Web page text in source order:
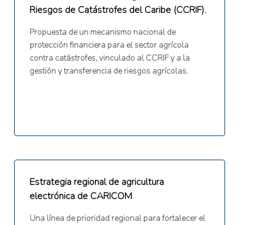
Riesgos de Catástrofes del Caribe (CCRIF).
Propuesta de un mecanismo nacional de
protección financiera para el sector agrícola
contra catástrofes, vinculado al CCRIF y a la
gestión y transferencia de riesgos agrícolas.
Estrategia regional de agricultura
electrónica de CARICOM
Una línea de prioridad regional para fortalecer el